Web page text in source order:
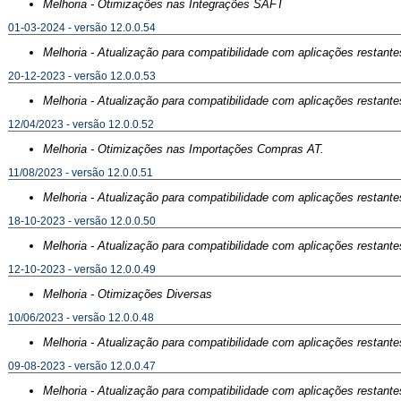
Melhoria - Otimizações nas Integrações SAFT
01-03-2024 - versão 12.0.0.54
Melhoria - Atualização para compatibilidade com aplicações
20-12-2023 - versão 12.0.0.53
Melhoria - Atualização para compatibilidade com aplicações
12/04/2023 - versão 12.0.0.52
Melhoria - Otimizações nas Importações Compras AT.
11/08/2023 - versão 12.0.0.51
Melhoria - Atualização para compatibilidade com aplicações
18-10-2023 - versão 12.0.0.50
Melhoria - Atualização para compatibilidade com aplicações
12-10-2023 - versão 12.0.0.49
Melhoria - Otimizações Diversas
10/06/2023 - versão 12.0.0.48
Melhoria - Atualização para compatibilidade com aplicações
09-08-2023 - versão 12.0.0.47
Melhoria - Atualização para compatibilidade com aplicações